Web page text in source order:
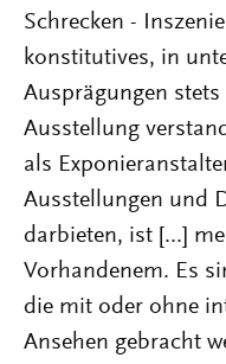
Schrecken -
konstitutives, in
Ausprägungen
Ausstellung
als
Ausstellungen und
darbieten, ist [...]
Vorhandenem. Es
die mit oder ohne
Ansehen gebracht